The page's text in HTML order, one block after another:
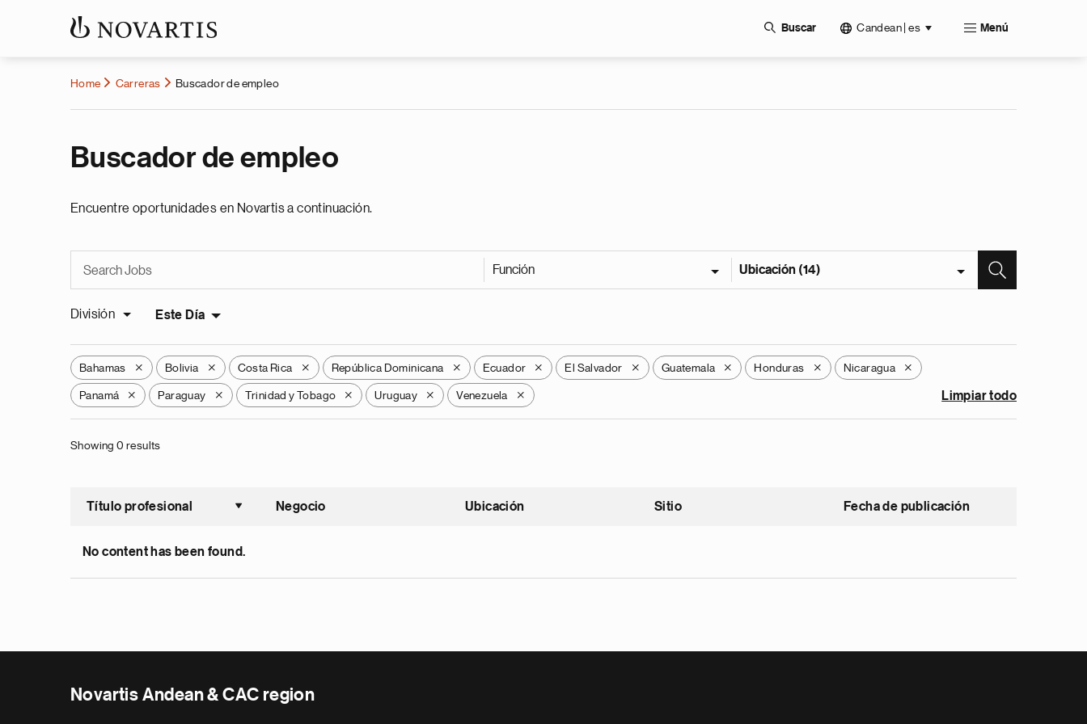
Buscar Candean | es Menú
Home Carreras Buscador de empleo
Buscador de empleo
Encuentre oportunidades en Novartis a continuación.
Función Ubicación (14)
División Este Día
Bahamas X Bolivia X Costa Rica X República Dominicana X Ecuador X El Salvador X Guatemala X Honduras X Nicaragua X
Panamá X Paraguay X Trinidad y Tobago X Uruguay X Venezuela X Limpiar todo
Showing 0 results
Título profesional
Ordenar ascendente
Negocio Ubicación Sitio Fecha de publicación
No content has been found.
Novartis Andean & CAC region